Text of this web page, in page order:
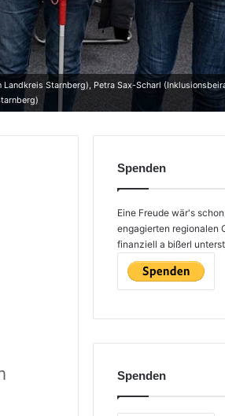
Starnberg), Petra Sax-Scharl
Spenden
Eine Freude wär's
engagierten regionalen
finanziell a bißerl
Spenden